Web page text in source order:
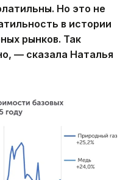
Но это не
в истории
рынков. Так
— сказала Наталья